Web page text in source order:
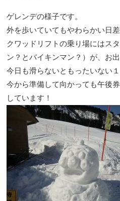
ゲレンデの様子です。
外を歩いていてもやわらかい日
クワッドリフトの乗り場にはス
ン？とバイキンマン？）が、お
今日も滑らないともったいない１
今から準備して向かっても午後
しています！